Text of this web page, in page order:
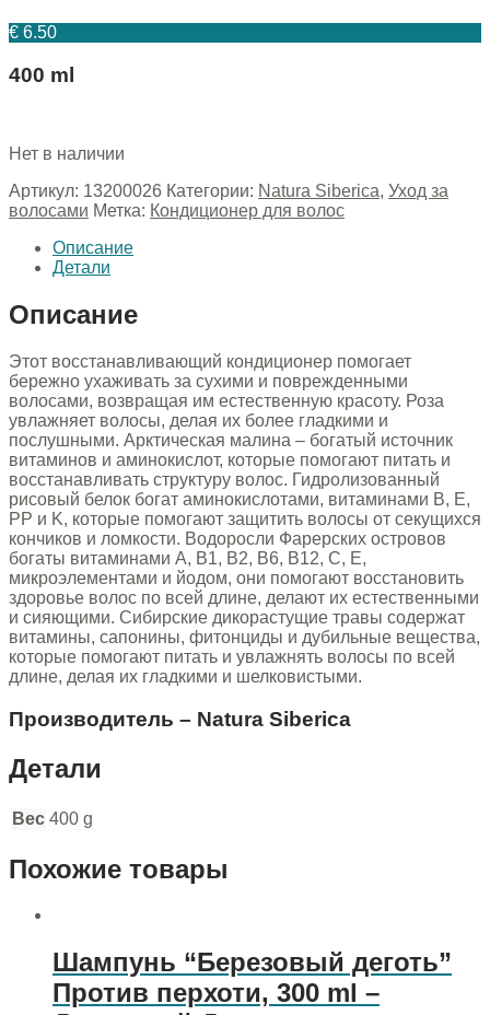
€ 6.50
400 ml
Нет в наличии
Артикул: 13200026 Категории: Natura Siberica, Уход за
волосами Метка: Кондиционер для волос
Описание
Детали
Описание
Этот восстанавливающий кондиционер помогает
бережно ухаживать за сухими и поврежденными
волосами, возвращая им естественную красоту. Роза
увлажняет волосы, делая их более гладкими и
послушными. Арктическая малина – богатый источник
витаминов и аминокислот, которые помогают питать и
восстанавливать структуру волос. Гидролизованный
рисовый белок богат аминокислотами, витаминами B, E,
PP и K, которые помогают защитить волосы от секущихся
кончиков и ломкости. Водоросли Фарерских островов
богаты витаминами A, B1, B2, B6, B12, C, E,
микроэлементами и йодом, они помогают восстановить
здоровье волос по всей длине, делают их естественными
и сияющими. Сибирские дикорастущие травы содержат
витамины, сапонины, фитонциды и дубильные вещества,
которые помогают питать и увлажнять волосы по всей
длине, делая их гладкими и шелковистыми.
Производитель – Natura Siberica
Детали
Вес 400 g
Похожие товары
Шампунь “Березовый деготь”
Против перхоти, 300 ml –